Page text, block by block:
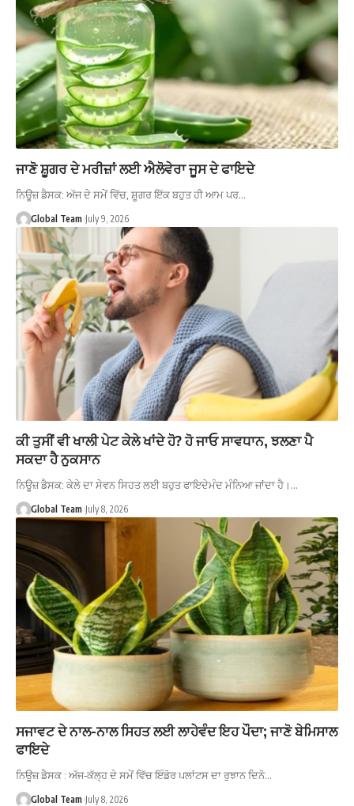
ਜਾਣੋ ਸ਼ੂਗਰ ਦੇ ਮਰੀਜ਼ਾਂ ਲਈ ਐਲੋਵੇਰਾ ਜੂਸ ਦੇ ਫਾਇਦੇ
ਨਿਊਜ਼ ਡੈਸਕ: ਅੱਜ ਦੇ ਸਮੇਂ ਵਿੱਚ, ਸ਼ੂਗਰ ਇੱਕ ਬਹੁਤ ਹੀ ਆਮ ਪਰ…
Global Team July 9, 2026
ਕੀ ਤੁਸੀਂ ਵੀ ਖਾਲੀ ਪੇਟ ਕੇਲੇ ਖਾਂਦੇ ਹੋ? ਹੋ ਜਾਓ ਸਾਵਧਾਨ, ਝਲਣਾ ਪੈ
ਸਕਦਾ ਹੈ ਨੁਕਸਾਨ
ਨਿਊਜ਼ ਡੈਸਕ: ਕੇਲੇ ਦਾ ਸੇਵਨ ਸਿਹਤ ਲਈ ਬਹੁਤ ਫਾਇਦੇਮੰਦ ਮੰਨਿਆ ਜਾਂਦਾ ਹੈ।…
Global Team July 8, 2026
ਸਜਾਵਟ ਦੇ ਨਾਲ-ਨਾਲ ਸਿਹਤ ਲਈ ਲਾਹੇਵੰਦ ਇਹ ਪੌਦਾ; ਜਾਣੋ ਬੇਮਿਸਾਲ
ਫਾਇਦੇ
ਨਿਊਜ਼ ਡੈਸਕ : ਅੱਜ-ਕੱਲ੍ਹ ਦੇ ਸਮੇਂ ਵਿੱਚ ਇੰਡੋਰ ਪਲਾਂਟਸ ਦਾ ਰੁਝਾਨ ਦਿਨੋ…
Global Team July 8, 2026